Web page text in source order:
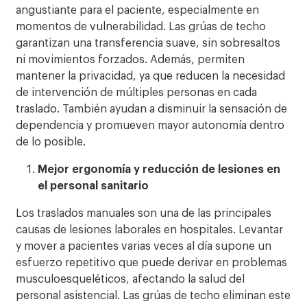
angustiante para el paciente, especialmente en
momentos de vulnerabilidad. Las grúas de techo
garantizan una transferencia suave, sin sobresaltos
ni movimientos forzados. Además, permiten
mantener la privacidad, ya que reducen la necesidad
de intervención de múltiples personas en cada
traslado. También ayudan a disminuir la sensación de
dependencia y promueven mayor autonomía dentro
de lo posible.
Mejor ergonomía y reducción de lesiones en
el personal sanitario
Los traslados manuales son una de las principales
causas de lesiones laborales en hospitales. Levantar
y mover a pacientes varias veces al día supone un
esfuerzo repetitivo que puede derivar en problemas
musculoesqueléticos, afectando la salud del
personal asistencial. Las grúas de techo eliminan este